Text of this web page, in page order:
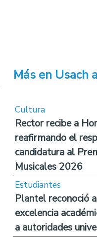
Más en Usach
Cultura
Rector recibe a
reafirmando el
candidatura al
Musicales 2026
Estudiantes
Plantel reconoció
excelencia
a autoridades